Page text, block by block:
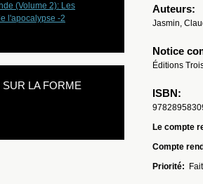
Auteurs:
Jasmin,
Notice
Éditions
ISBN:
Le compte
Compte
Priorité:
Fait
(Volume 2): Les
l'apocalypse -2
LA FORME